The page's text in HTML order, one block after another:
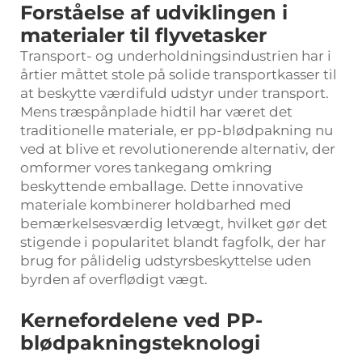
Forståelse af udviklingen i
materialer til flyvetasker
Transport- og underholdningsindustrien har i
årtier måttet stole på solide transportkasser til
at beskytte værdifuld udstyr under transport.
Mens træspånplade hidtil har været det
traditionelle materiale, er pp-blødpakning nu
ved at blive et revolutionerende alternativ, der
omformer vores tankegang omkring
beskyttende emballage. Dette innovative
materiale kombinerer holdbarhed med
bemærkelsesværdig letvægt, hvilket gør det
stigende i popularitet blandt fagfolk, der har
brug for pålidelig udstyrsbeskyttelse uden
byrden af overflødigt vægt.
Kernefordelene ved PP-
blødpakningsteknologi